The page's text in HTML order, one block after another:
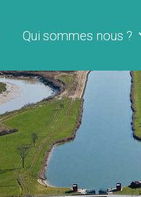
Qui sommes nous ?